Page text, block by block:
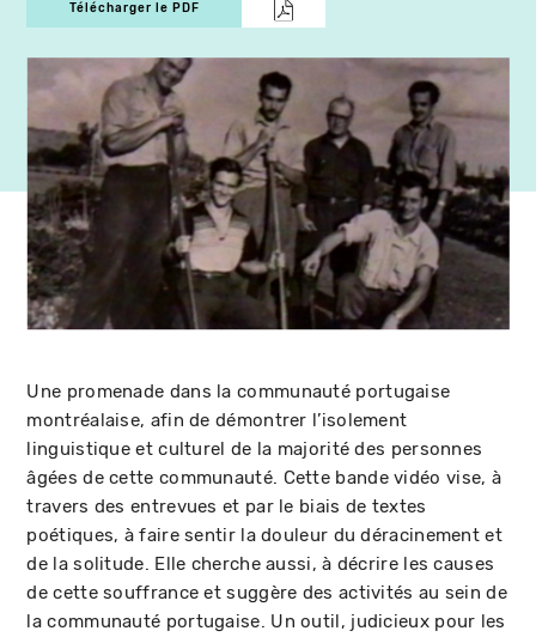
Télécharger le PDF
Une promenade dans la communauté portugaise
montréalaise, afin de démontrer l’isolement
linguistique et culturel de la majorité des personnes
âgées de cette communauté. Cette bande vidéo vise, à
travers des entrevues et par le biais de textes
poétiques, à faire sentir la douleur du déracinement et
de la solitude. Elle cherche aussi, à décrire les causes
de cette souffrance et suggère des activités au sein de
la communauté portugaise. Un outil, judicieux pour les